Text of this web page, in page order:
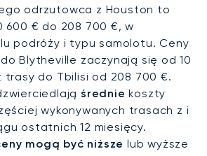
Oak, czy obiektów
Dzielnicy Muzeów i kompleksu
NASA.
doświadczeniu
europejskim brokerem
otrzymał certyfikat Argus®, co
rygorystycznych norm
jakości usług. W
odrzutowca z Houston to
600 € do 208 700 €, w
podróży i typu samolotu. Ceny
Blytheville zaczynają się od 10
do Tbilisi od 208 700 €.
średnie koszty
wykonywanych trasach z i
ostatnich 12 miesięcy.
mogą być niższe lub wyższe